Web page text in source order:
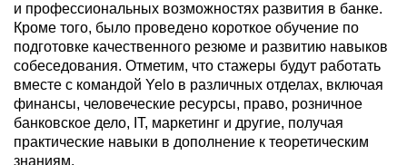
и профессиональных возможностях развития в банке.
Кроме того, было проведено короткое обучение по
подготовке качественного резюме и развитию навыков
собеседования. Отметим, что стажеры будут работать
вместе с командой Yelo в различных отделах, включая
финансы, человеческие ресурсы, право, розничное
банковское дело, IT, маркетинг и другие, получая
практические навыки в дополнение к теоретическим
знаниям.